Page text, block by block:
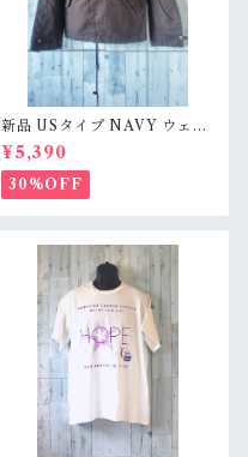
新品 USタイプ NAVY ウェッ
トウェザーパーカー RankS
¥5,390
30%OFF